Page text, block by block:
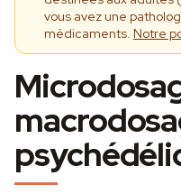
vous avez une
médicaments. Notre